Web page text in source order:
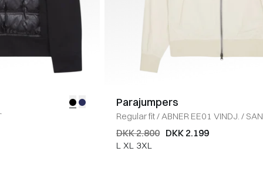
Parajumpers
Regular fit/ABNER EE01 VINDJ. /
DKK 2.800 DKK 2.199
L XL 3XL